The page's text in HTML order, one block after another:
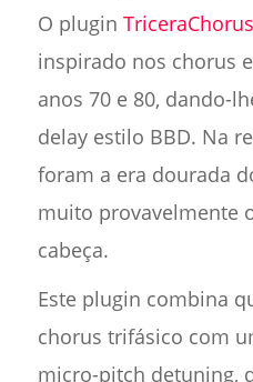
O plugin TriceraChorus
inspirado nos chorus
anos 70 e 80, dando-
delay estilo BBD. Na
foram a era dourada
muito provavelmente
cabeça.
Este plugin combina
chorus trifásico com
micro-pitch detuning,